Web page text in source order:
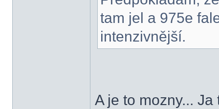
tam jel a 975e
intenzivnější.
A je to mozny...